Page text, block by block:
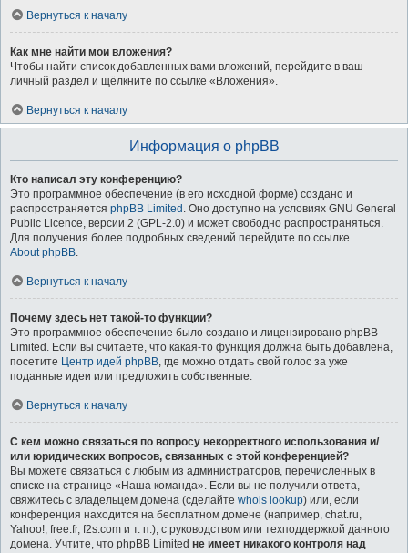
Вернуться к началу
Как мне найти мои вложения?
Чтобы найти список добавленных вами вложений, перейдите в ваш
личный раздел и щёлкните по ссылке «Вложения».
Вернуться к началу
Информация о phpBB
Кто написал эту конференцию?
Это программное обеспечение (в его исходной форме) создано и
распространяется phpBB Limited . Оно доступно на условиях GNU General
Public Licence, версии 2 (GPL-2.0) и может свободно распространяться.
Для получения более подробных сведений перейдите по ссылке
About phpBB.
Вернуться к началу
Почему здесь нет такой-то функции?
Это программное обеспечение было создано и лицензировано phpBB
Limited. Если вы считаете, что какая-то функция должна быть добавлена,
посетите Центр идей phpBB, где можно отдать свой голос за уже
поданные идеи или предложить собственные.
Вернуться к началу
С кем можно связаться по вопросу некорректного использования и/
или юридических вопросов, связанных с этой конференцией?
Вы можете связаться с любым из администраторов, перечисленных в
списке на странице «Наша команда». Если вы не получили ответа,
свяжитесь с владельцем домена (сделайте whois lookup) или, если
конференция находится на бесплатном домене (например, chat.ru,
Yahoo!, free.fr, f2s.com и т. п.), с руководством или техподдержкой данного
домена. Учтите, что phpBB Limited не имеет никакого контроля над